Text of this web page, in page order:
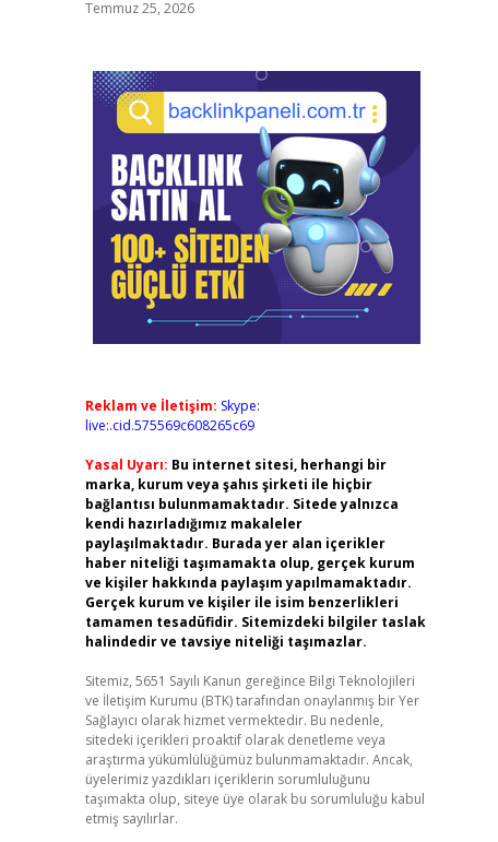
Temmuz 25, 2026
Reklam ve İletişim: Skype:
live:.cid.575569c608265c69
Yasal Uyarı: Bu internet sitesi, herhangi bir
marka, kurum veya şahıs şirketi ile hiçbir
bağlantısı bulunmamaktadır. Sitede yalnızca
kendi hazırladığımız makaleler
paylaşılmaktadır. Burada yer alan içerikler
haber niteliği taşımamakta olup, gerçek kurum
ve kişiler hakkında paylaşım yapılmamaktadır.
Gerçek kurum ve kişiler ile isim benzerlikleri
tamamen tesadüfidir. Sitemizdeki bilgiler taslak
halindedir ve tavsiye niteliği taşımazlar.
Sitemiz, 5651 Sayılı Kanun gereğince Bilgi Teknolojileri
ve İletişim Kurumu (BTK) tarafından onaylanmış bir Yer
Sağlayıcı olarak hizmet vermektedir. Bu nedenle,
sitedeki içerikleri proaktif olarak denetleme veya
araştırma yükümlülüğümüz bulunmamaktadır. Ancak,
üyelerimiz yazdıkları içeriklerin sorumluluğunu
taşımakta olup, siteye üye olarak bu sorumluluğu kabul
etmiş sayılırlar.